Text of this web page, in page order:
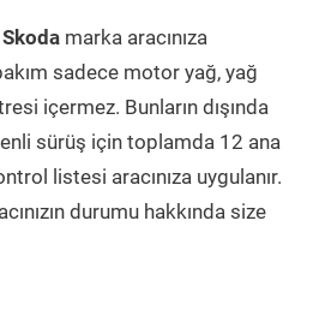
Skoda marka aracınıza
sadece motor yağ, yağ
içermez. Bunların dışında
sürüş için toplamda 12 ana
listesi aracınıza uygulanır.
durumu hakkında size